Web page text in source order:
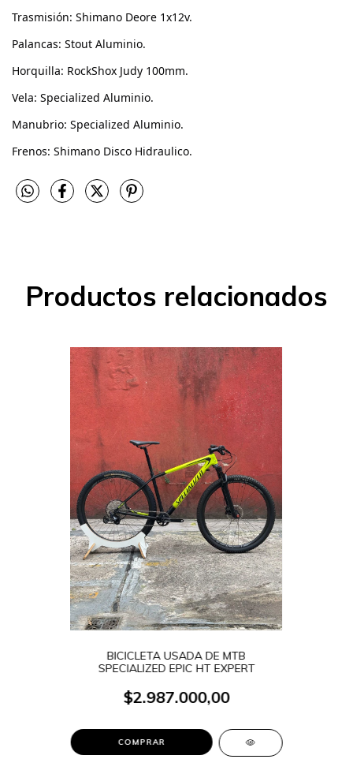
Trasmisión: Shimano Deore 1x12v.
Palancas: Stout Aluminio.
Horquilla: RockShox Judy 100mm.
Vela: Specialized Aluminio.
Manubrio: Specialized Aluminio.
Frenos: Shimano Disco Hidraulico.
Productos relacionados
BICICLETA USADA DE MTB
SPECIALIZED EPIC HT EXPERT
$2.987.000,00
COMPRAR